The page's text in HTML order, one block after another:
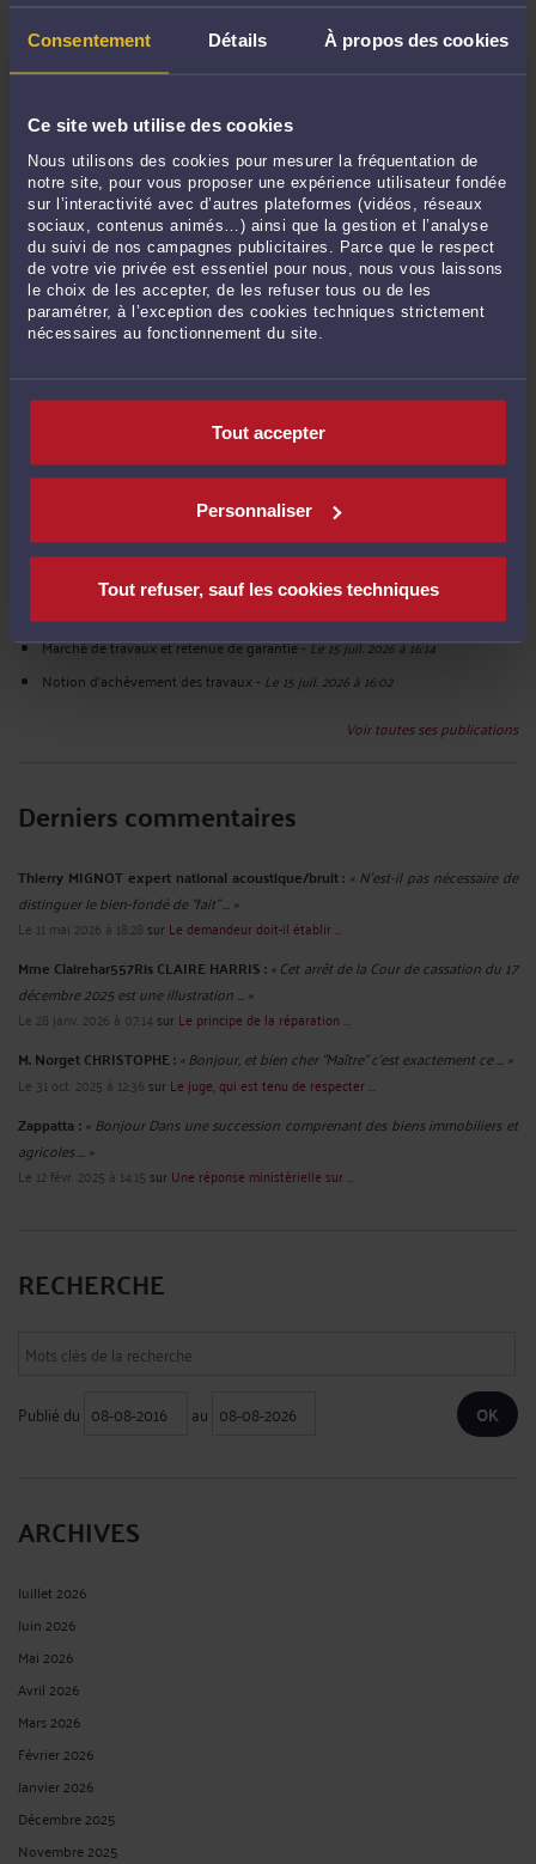
Consentement Détails À propos des cookies
Ce site web utilise des cookies
Nous utilisons des cookies pour mesurer la fréquentation de
notre site, pour vous proposer une expérience utilisateur fondée
sur l’interactivité avec d’autres plateformes (vidéos, réseaux
sociaux, contenus animés…) ainsi que la gestion et l’analyse
du suivi de nos campagnes publicitaires. Parce que le respect
de votre vie privée est essentiel pour nous, nous vous laissons
le choix de les accepter, de les refuser tous ou de les
paramétrer, à l’exception des cookies techniques strictement
nécessaires au fonctionnement du site.
Tout accepter
Personnaliser
Tout refuser, sauf les cookies techniques
POSER UNE QUESTION ÉCRITE
DERNIÈRES PUBLICATIONS
nul ne peut causer à autrui un trouble anormal de voisinage : droit à
réparation quand bien même le dommage aurait cessé- Le 21 juil. 2026 à
16:47
Conditions d'une mise en conformité par démolition pour violation de
Trouble anormal de voisinage-Le 16 juil. 2026 à 16:26
Compétence judiciaire ou administrative ?-Le 16 juil. 2026 à 16:13
Conditions de la résiliation unilatérale de l'ex-articles 1184 du code civil
(marché à forfait)-Le 16 juil. 2026 à 16:04
Ancien art. 1147 : Responsabilité présumée du débiteur en l'absence de
cause étrangère-Le 15 juil. 2026 à 17:07
Conditions de la subrogation de l'assureur décennal
- Le 15 juil. 2026 à 16:47
Marché de travaux et retenue de garantie-Le 15 juil. 2026 à 16:14
Notion d'achèvement des travaux- Le 15 juil. 2026 à 16:02
Voir toutes ses publications
Derniers commentaires
Thierry MIGNOT expert national acoustique/bruit : « N'est-il pas nécessaire de
distinguer le bien-fondé de "fait" ... »
Le 11 mai 2026 à 18:28 sur Le demandeur doit-il établir ...
Mme Clairehar557Ris CLAIRE HARRIS :« Cet arrêt de la Cour de cassation du 17
décembre 2025 est une illustration ... »
Le 28 janv. 2026 à 07:14 sur Le principe de la réparation ...
M. Norget CHRISTOPHE :« Bonjour, et bien cher "Maître" c'est exactement ce ... »
Le 31 oct. 2025 à 12:36 sur Le juge, qui est tenu de respecter ...
Zappatta : « Bonjour Dans une succession comprenant des biens immobiliers et
agricoles ... »
Le 12 févr. 2025 à 14:15 sur Une réponse ministérielle sur ...
RECHERCHE
Publié du au
ARCHIVES
Juillet 2026
Juin 2026
Mai 2026
Avril 2026
Mars 2026
Février 2026
Janvier 2026
Décembre 2025
Novembre 2025